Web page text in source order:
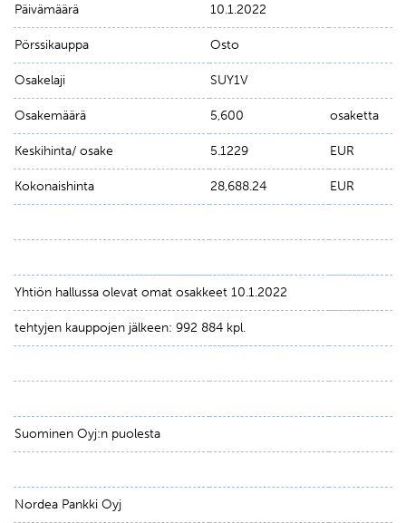
Päivämäärä 10.1.2022
Pörssikauppa Osto
Osakelaji SUY1V
Osakemäärä 5,600 osaketta
Keskihinta/ osake 5.1229 EUR
Kokonaishinta 28,688.24 EUR
Yhtiön hallussa olevat omat osakkeet 10.1.2022
tehtyjen kauppojen jälkeen: 992 884 kpl.
Suominen Oyj:n puolesta
Nordea Pankki Oyj